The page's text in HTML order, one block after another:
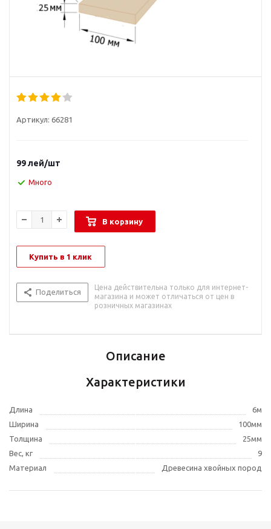
Артикул: 66281
99лей/шт
Много
В корзину
Купить в 1 клик
Поделиться
Цена действительна только для интернет-
магазина и может отличаться от цен в
розничных магазинах
Описание
Характеристики
Длина
6м
Ширина
100мм
Толщина
25мм
Вес, кг
9
Материал
Древесина хвойных пород